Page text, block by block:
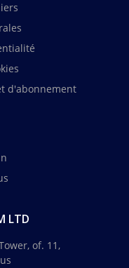
d'abonnement
LTD
of. 11,